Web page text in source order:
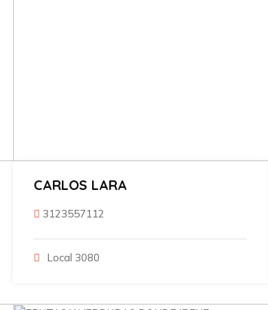
CARLOS LARA
3123557112
Local 3080